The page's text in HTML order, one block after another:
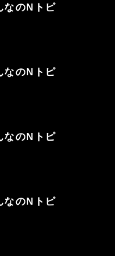
なのNトピ
なのNトピ
なのNトピ
なのNトピ